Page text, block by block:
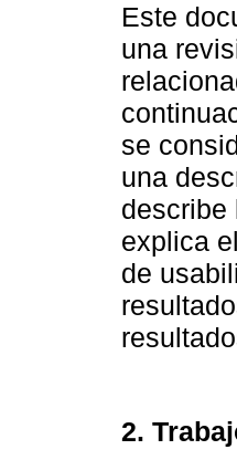
Este
una
se
una
describe
explica
de
2.